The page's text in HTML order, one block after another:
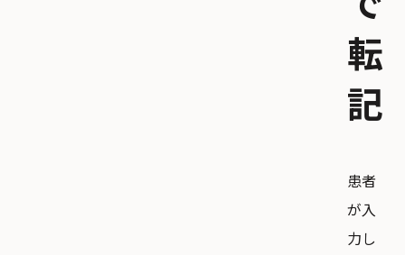
転
記
患者
が入
力し